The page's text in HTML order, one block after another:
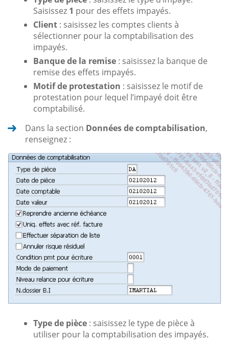
Saisissez 1 pour des effets impayés.
Client : saisissez les comptes clients à
sélectionner pour la comptabilisation des
impayés.
Banque de la remise : saisissez la banque de
remise des effets impayés.
Motif de protestation : saisissez le motif de
protestation pour lequel l’impayé doit être
comptabilisé.
Dans la section Données de comptabilisation,
renseignez :
Type de pièce : saisissez le type de pièce à
utiliser pour la comptabilisation des impayés.